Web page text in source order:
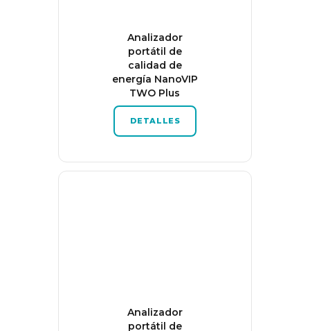
Analizador
portátil de
calidad de
energía NanoVIP
TWO Plus
DETALLES
Analizador
portátil de